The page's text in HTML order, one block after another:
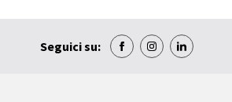
Seguici su: